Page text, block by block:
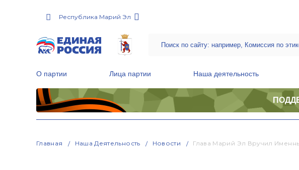
Республика Марий Эл
О партии Лица партии Наша деятельность
Главная Наша Деятельность Новости Глава Марий Эл Вручил